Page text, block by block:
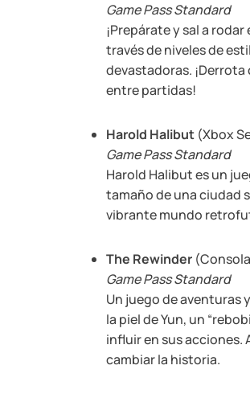
Game Pass Standard
¡Prepárate y sal a
través de niveles de
devastadoras.
entre partidas!
Harold Halibut (Xbox
Game Pass Standard
Harold Halibut es un
tamaño de una ciudad
vibrante mundo
The Rewinder
Game Pass Standard
Un juego de aventuras
la piel de Yun, un
influir en sus acciones.
cambiar la historia.